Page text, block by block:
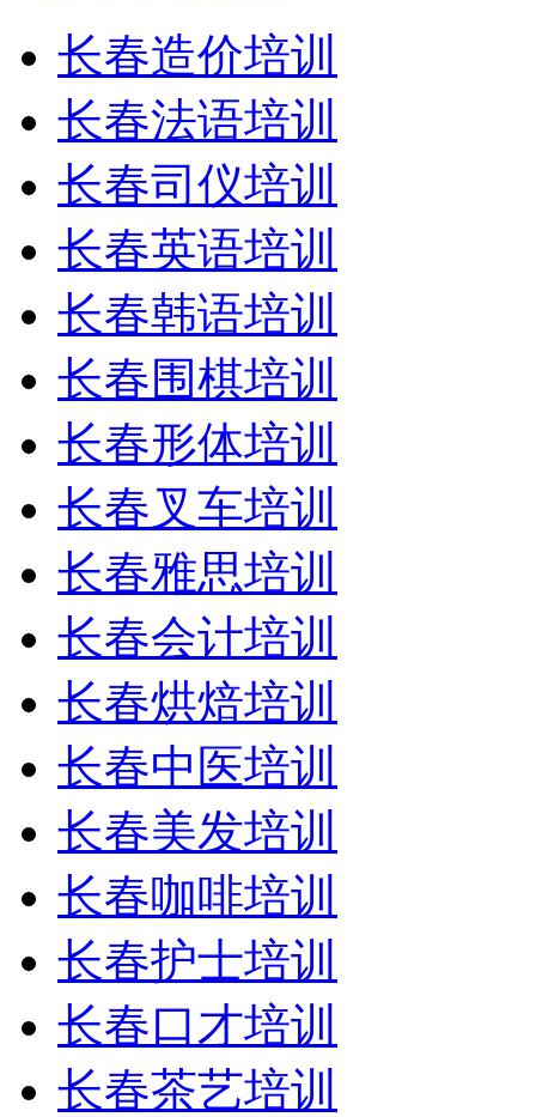
长春造价培训
长春法语培训
长春司仪培训
长春英语培训
长春韩语培训
长春围棋培训
长春形体培训
长春叉车培训
长春雅思培训
长春会计培训
长春烘焙培训
长春中医培训
长春美发培训
长春咖啡培训
长春护士培训
长春口才培训
长春茶艺培训